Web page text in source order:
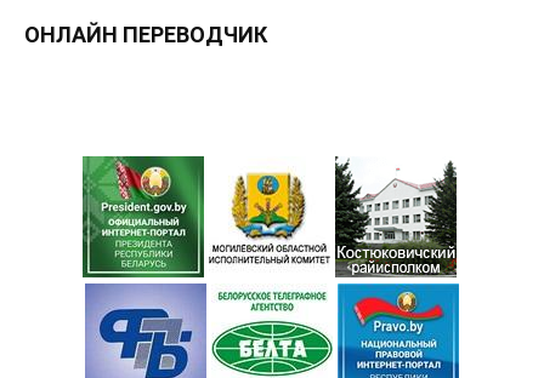
ОНЛАЙН ПЕРЕВОДЧИК